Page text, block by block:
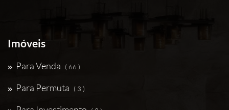
Imóveis
Para Venda ( 66 )
Para Permuta ( 3 )